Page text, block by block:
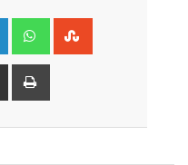
LinkedIn Whatsapp
Share